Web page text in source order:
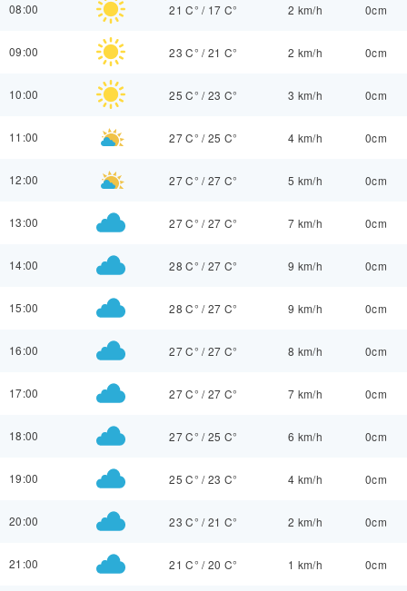
08:00 21 C° / 17 C° 2 km/h 0cm
09:00 23 C° /21 C° 2 km/h 0cm
10:00 25 C° /23 C° 3 km/h 0cm
11:00 27 C° /25 C° 4 km/h 0cm
12:00 27 C° /27 C° 5 km/h 0cm
13:00 27 C° /27 C° 7 km/h 0cm
14:00 28 C° /27 C° 9 km/h 0cm
15:00 28 C° /27 C° 9 km/h 0cm
16:00 27 C° /27 C° 8 km/h 0cm
17:00 27 C° /27 C° 7 km/h 0cm
18:00 27 C° /25 C° 6 km/h 0cm
19:00 25 C° /23 C° 4 km/h 0cm
20:00 23 C° /21 C° 2 km/h 0cm
21:00 21 C° /20 C° 1 km/h 0cm